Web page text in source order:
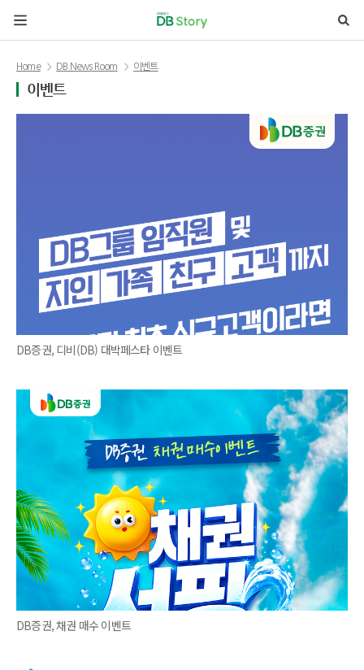
Home DB News Room 이벤트
이벤트
DB증권, 디비(DB) 대박페스타 이벤트
DB증권, 채권 매수 이벤트